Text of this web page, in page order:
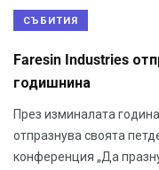
СЪБИТИЯ
Faresin Industries
годишнина
През изминалата
отпразнува своята
конференция „Да